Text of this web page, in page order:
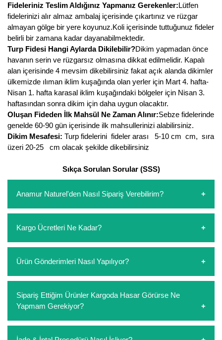
Fideleriniz Teslim Aldığınız Yapmanız Gerekenler:Lütfen
fidelerinizi alır almaz ambalaj içerisinde çıkartınız ve rüzgar
almayan gölge bir yere koyunuz.Koli içerisinde tuttuğunuz fideler
belirli bir zamana kadar dayanabilmektedir.
Turp Fidesi Hangi Aylarda Dikilebilir?Dikim yapmadan önce
havanın serin ve rüzgarsız olmasına dikkat edilmelidir. Kapalı
alan içerisinde 4 mevsim dikebilirsiniz fakat açık alanda dikimler
ülkemizde ılıman iklim kuşağında olan yerler için Mart 4. hafta-
Nisan 1. hafta karasal iklim kuşağındaki bölgeler için Nisan 3.
haftasından sonra dikim için daha uygun olacaktır.
Oluşan Fideden İlk Mahsül Ne Zaman Alınır:Sebze fidelerinde
genelde 60-90 gün içerisinde ilk mahsullerinizi alabilirsiniz.
Dikim Mesafesi: Turp fidelerini fideler arası 5-10 cm cm, sıra
üzeri 20-25 cm olacak şekilde dikebilirsiniz
Sıkça Sorulan Sorular (SSS)
Anamur Naturel'den Nasıl Sipariş Verebilirim?
oluşturarak,iletişim numaralarımızdan bizi arayarak veya
whatsapp hattımızdan bizlere isteklerinizi yazarak sipariş
ödemelerini sipariş verdikten sonra havale/eft veya sipariş
Kargo Ücretleri Ne Kadar?
etmeyin diye 1500 lira ve üzerindeki siparişlerinizde
kargoyu biz karşılıyoruz. 1500 Lira altında kalan
kargo ücreti ödeme aşamasında sepetinize eklenecektir.
Ürün Gönderimleri Nasıl Yapılıyor?
paketlenip gönderim yapılmaktadır.
Sipariş Ettiğim Ürünler Kargoda Hasar Görürse Ne
Yapmam Gerekiyor?